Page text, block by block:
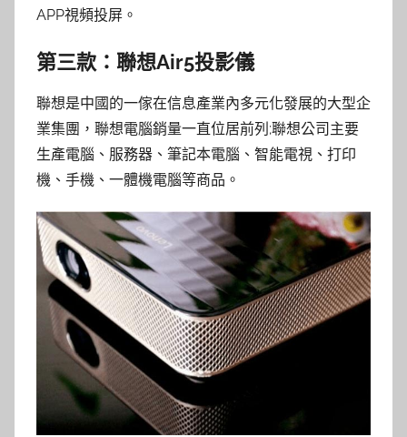
APP視頻投屏。
第三款：聯想Air5投影儀
聯想是中國的一傢在信息產業內多元化發展的大型企
業集團，聯想電腦銷量一直位居前列;聯想公司主要
生產電腦、服務器、筆記本電腦、智能電視、打印
機、手機、一體機電腦等商品。